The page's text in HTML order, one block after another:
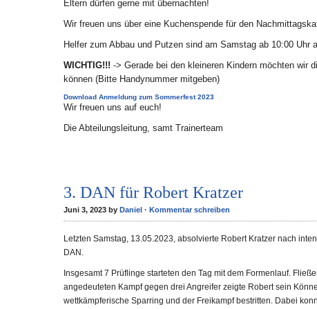
Eltern dürfen gerne mit übernachten!
Wir freuen uns über eine Kuchenspende für den
Helfer zum Abbau und Putzen sind am Samstag ab 10:00 Uhr
WICHTIG!!! -> Gerade bei den kleineren Kindern möchten wir
können (Bitte Handynummer mitgeben)
Download Anmeldung zum Sommerfest 2023
Wir freuen uns auf euch!
Die Abteilungsleitung, samt Trainerteam
3. DAN für Robert Kratzer
Juni 3, 2023 by Daniel · Kommentar schreiben
Letzten Samstag, 13.05.2023, absolvierte Robert Kratzer nach
DAN.
Insgesamt 7 Prüflinge starteten den Tag mit dem Formenlauf.
angedeuteten Kampf gegen drei Angreifer zeigte Robert sein
wettkämpferische Sparring und der Freikampf bestritten. Dabei